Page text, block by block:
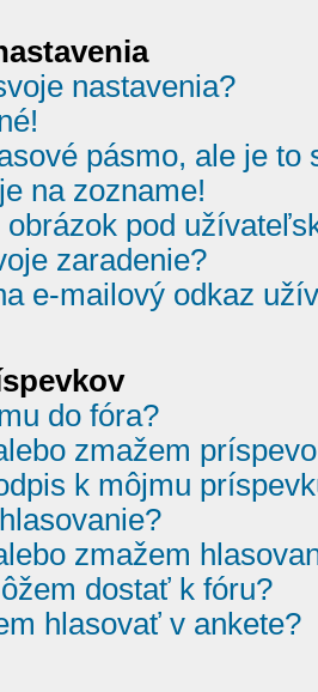
nastavenia?
pásmo, ale je to
na zozname!
pod
zaradenie?
e-mailový odkaz
do fóra?
zmažem
k môjmu
zmažem
dostať k fóru?
hlasovať v ankete?